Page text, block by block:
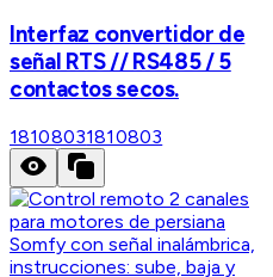
Interfaz convertidor de
señal RTS // RS485 / 5
contactos secos.
18108031810803